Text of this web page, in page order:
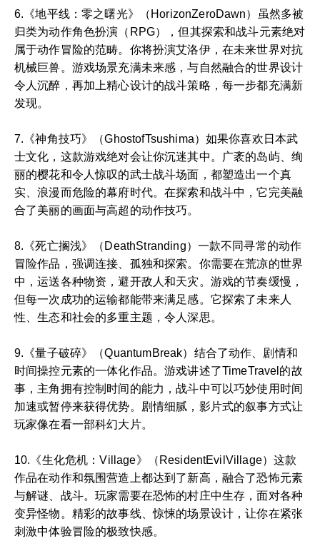
6.《地平线：零之曙光》（HorizonZeroDawn）虽然多被
归类为动作角色扮演（RPG），但其探索和战斗元素绝对
属于动作冒险的范畴。你将扮演艾洛伊，在未来世界对抗
机械巨兽。游戏场景充满未来感，与自然融合的世界设计
令人沉醉，再加上精心设计的战斗策略，每一步都充满新
发现。
7.《神角技巧》（GhostofTsushima）如果你喜欢日本武
士文化，这款游戏绝对会让你沉迷其中。广袤的岛屿、绚
丽的樱花和令人惊叹的武士战斗场面，都塑造出一个真
实、浪漫而危险的幕府时代。在探索和战斗中，它完美融
合了美丽的画面与高超的动作技巧。
8.《死亡搁浅》（DeathStranding）一款不同寻常的动作
冒险作品，强调连接、孤独和探索。你需要在荒凉的世界
中，运送各种物资，避开敌人和天灾。游戏的节奏缓慢，
但每一次成功的运输都能带来满足感。它探索了未来人
性、生态和社会的多重主题，令人深思。
9.《量子破碎》（QuantumBreak）结合了动作、剧情和
时间操控元素的一体化作品。游戏讲述了TimeTravel的故
事，主角拥有控制时间的能力，战斗中可以巧妙使用时间
加速或暂停来获得优势。剧情细腻，影片式的叙事方式让
玩家像在看一部科幻大片。
10.《生化危机：Village》（ResidentEvilVillage）这款
作品在动作和氛围营造上都达到了新高，融合了恐怖元素
与解谜、战斗。玩家需要在恐怖的村庄中生存，面对各种
变异怪物。精彩的故事线、惊悚的场景设计，让你在紧张
刺激中体验冒险的极致快感。